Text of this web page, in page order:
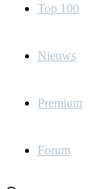
Top 100
Nieuws
Premium
Forum